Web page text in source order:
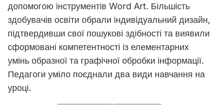
допомогою інструментів Word Art. Більшість
здобувачів освіти обрали індивідуальний дизайн,
підтвердивши свої пошукові здібності та виявили
сформовані компетентності із елементарних
умінь образної та графічної обробки інформації.
Педагоги уміло поєднали два види навчання на
уроці.